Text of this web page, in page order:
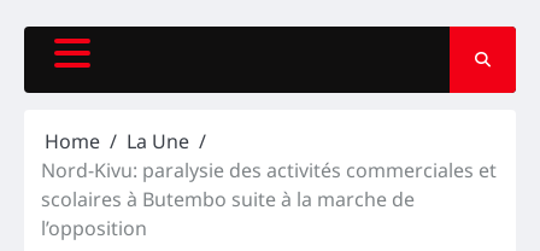
Home
La Une
Nord-Kivu: paralysie des activités commerciales et
scolaires à Butembo suite à la marche de
l’opposition